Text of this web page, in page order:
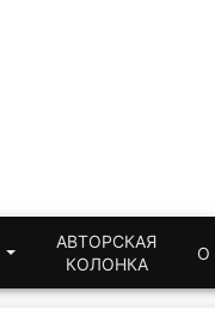
АВТОРСКАЯ
КОЛОНКА
О